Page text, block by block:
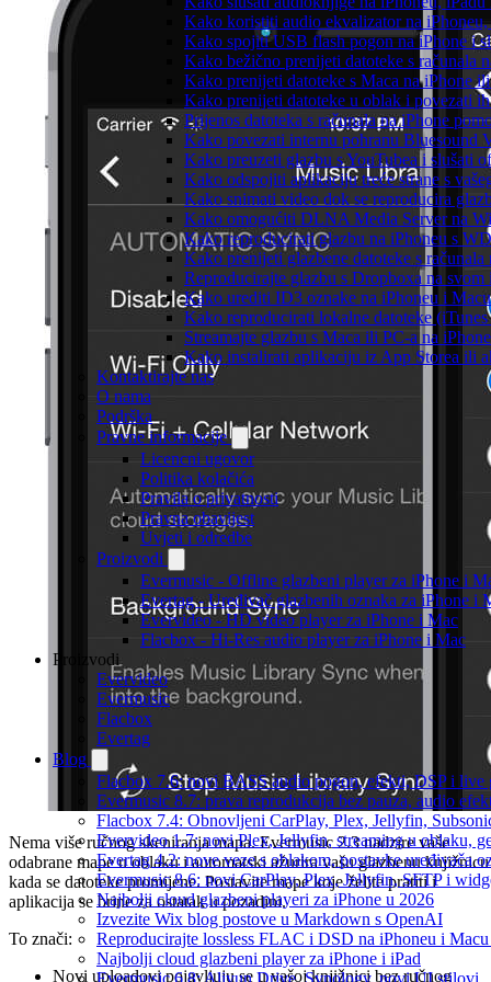
Kako koristiti audio ekvalizator na
Kako spojiti USB flash pogon na iPhone i
Kako bežično prenijeti datoteke s računala
Kako prenijeti datoteke s Maca na iPhone
Kako prenijeti datoteke u oblak i povezati
Prijenos datoteka s računala na iPhone
Kako povezati internu pohranu Bluesound
Kako preuzeti glazbu s YouTubea i slušati
Kako odspojiti aplikaciju treće strane s
Kako snimati video dok se reproducira
Kako omogućiti DLNA Media Server na
Kako reproducirati glazbu na iPhoneu s
Kako prenijeti glazbene datoteke s
Reproducirajte glazbu s Dropboxa na
Kako urediti ID3 oznake na iPhoneu i Macu
Kako reproducirati lokalne datoteke
Streamajte glazbu s Maca ili PC-a na
Kako instalirati aplikaciju iz App Storea ili
Kontaktirajte nas
O nama
Podrška
Pravne informacije
Licencni ugovor
Politika kolačića
Pravila o privatnosti
Pravna obavijest
Uvjeti i odredbe
Proizvodi
Evermusic - Offline glazbeni player za iPhone i
Evertag - Uređivač glazbenih oznaka za iPhone i
Evervideo - HD video player za iPhone i Mac
Flacbox - Hi-Res audio player za iPhone i Mac
Proizvodi
Evervideo
Evermusic
Flacbox
Evertag
Blog
Flacbox 7.6: novi BASS audio pogon, efekti, DSP i live
Evermusic 8.7: prava reprodukcija bez pauza, audio
Flacbox 7.4: Obnovljeni CarPlay, Plex, Jellyfin,
Evervideo 1.7: novi Plex, Jellyfin, streaming u oblaku,
Evertag 4.2: nove veze s oblakom, postavke uređivača
Evermusic 8.6: novi CarPlay, Plex, Jellyfin, SFTP i
Najbolji cloud glazbeni playeri za iPhone u 2026
Izvezite Wix blog postove u Markdown s OpenAI
Reproducirajte lossless FLAC i DSD na iPhoneu i
Najbolji cloud glazbeni player za iPhone i iPad
Evermusic 6.8: Aliyun Drive, Synology, novi UI stilovi
Nema više ručnog skeniranja mapa. Evermusic 2.3 nadzire vaše
odabrane mape u oblaku i automatski ažurira vašu glazbenu knjižnicu
kada se datoteke promijene. Postavite mape koje želite pratiti i
aplikacija se brine za ostatak u pozadini.
To znači:
Novi uploadovi pojavljuju se u vašoj knjižnici bez ručnog